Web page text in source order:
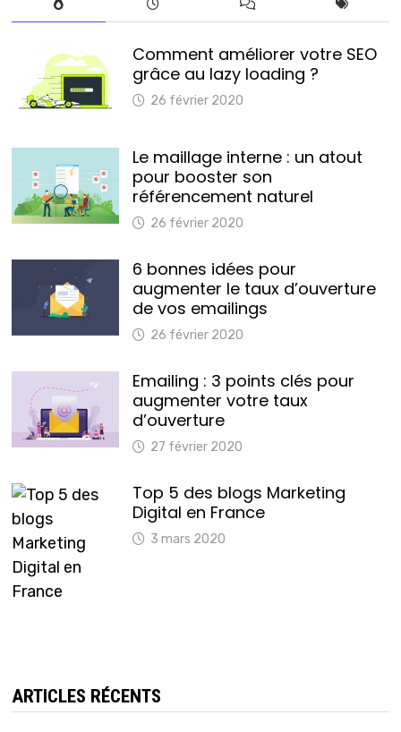
Comment améliorer votre SEO
grâce au lazy loading ?
26 février 2020
Le maillage interne : un atout
pour booster son
référencement naturel
26 février 2020
6 bonnes idées pour
augmenter le taux d’ouverture
de vos emailings
26 février 2020
Emailing : 3 points clés pour
augmenter votre taux
d’ouverture
27 février 2020
Top 5 des blogs Marketing
Digital en France
3 mars 2020
ARTICLES RÉCENTS